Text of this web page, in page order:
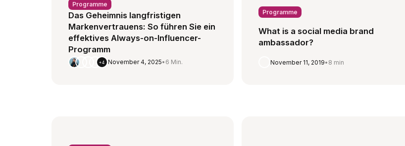
Programme
Das Geheimnis langfristigen
Markenvertrauens: So führen Sie ein
effektives Always-on-Influencer-
Programm
+4 November 4, 2025• 6 Min.
Programme
What is a social media brand
ambassador?
November 11, 2019• 8 min